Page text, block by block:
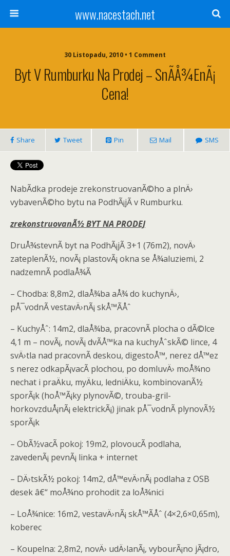
www.nacestach.net
30 Listopadu, 2010 • 1 Comment
Byt V Rumburku Na Prodej – SnÃ­Å¾enÃ¡
Cena!
Share Tweet Pin Mail SMS
NabÃ­dka prodeje zrekonstruovanÃ©ho a plnÄ›
vybavenÃ©ho bytu na PodhÃ¡jÃ­ v Rumburku.
zrekonstruovanÃ½ BYT NA PRODEJ
DruÅ¾stevnÃ­ byt na PodhÃ¡jÃ­ 3+1 (76m2), novÄ›
zateplenÃ½, novÃ¡ plastovÃ¡ okna se Å¾aluziemi, 2
nadzemnÃ­ podlaÅ¾Ã­
– Chodba: 8,8m2, dlaÅ¾ba aÅ¾ do kuchynÄ›,
pÅ¯vodnÃ­ vestavÄ›nÃ¡ skÅ™Ã­Åˆ
– KuchyÅˆ: 14m2, dlaÅ¾ba, pracovnÃ­ plocha o dÃ©lce
4,1 m – novÃ¡, novÃ¡ dvÃ­Å™ka na kuchyÅˆskÃ© lince, 4
svÄ›tla nad pracovnÃ­ deskou, digestoÅ™, nerez dÅ™ez
s nerez odkapÃ¡vacÃ­ plochou, po domluvÄ› moÅ¾no
nechat i praÄku, myÄku, ledniÄku, kombinovanÃ½
sporÃ¡k (hoÅ™Ã¡ky plynovÃ©, trouba-gril-
horkovzduÅ¡nÃ¡ elektrickÃ¡) jinak pÅ¯vodnÃ­ plynovÃ½
sporÃ¡k
– ObÃ½vacÃ­ pokoj: 19m2, plovoucÃ­ podlaha,
zavedenÃ¡ pevnÃ¡ linka + internet
– DÄ›tskÃ½ pokoj: 14m2, dÅ™evÄ›nÃ¡ podlaha z OSB
desek â€“ moÅ¾no prohodit za loÅ¾nici
– LoÅ¾nice: 16m2, vestavÄ›nÃ¡ skÅ™Ã­Åˆ (4×2,6×0,65m),
koberec
– Koupelna: 2,8m2, novÄ› udÄ›lanÃ¡, vybourÃ¡no jÃ¡dro,